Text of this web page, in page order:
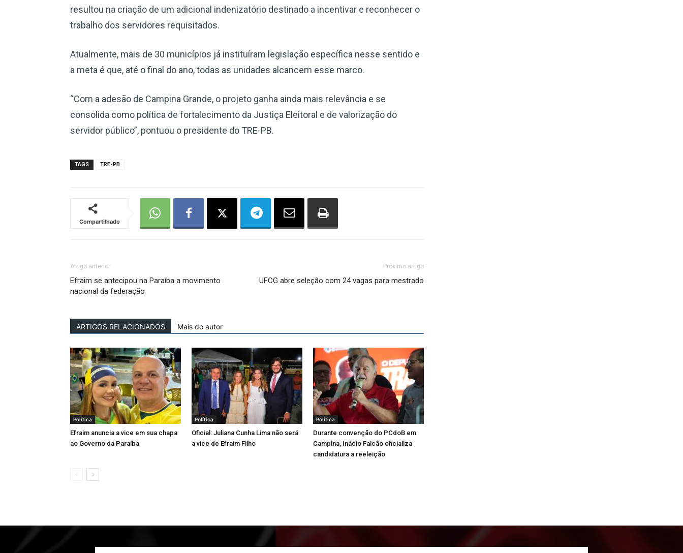
resultou na criação de um adicional indenizatório destinado a incentivar e reconhecer o
trabalho dos servidores requisitados.
Atualmente, mais de 30 municípios já instituíram legislação específica nesse sentido e
a meta é que, até o final do ano, todas as unidades alcancem esse marco.
“Com a adesão de Campina Grande, o projeto ganha ainda mais relevância e se
consolida como política de fortalecimento da Justiça Eleitoral e de valorização do
servidor público”, pontuou o presidente do TRE-PB.
TAGS TRE-PB
Compartilhado
Artigo anterior
Efraim se antecipou na Paraíba a movimento
nacional da federação
Próximo artigo
UFCG abre seleção com 24 vagas para mestrado
ARTIGOS RELACIONADOS Mais do autor
Política
Efraim anuncia a vice em sua chapa
ao Governo da Paraíba
Política
Oficial: Juliana Cunha Lima não será
a vice de Efraim Filho
Política
Durante convenção do PCdoB em
Campina, Inácio Falcão oficializa
candidatura a reeleição